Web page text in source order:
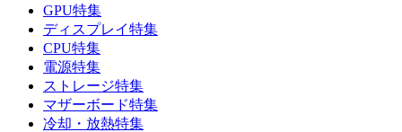
GPU特集
ディスプレイ特集
CPU特集
電源特集
ストレージ特集
マザーボード特集
冷却・放熱特集